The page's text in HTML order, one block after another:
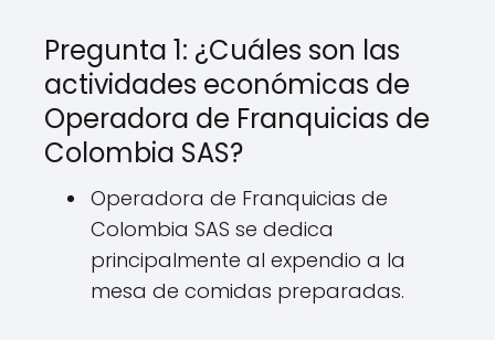
Pregunta 1: ¿Cuáles son las
actividades económicas de
Operadora de Franquicias de
Colombia SAS?
Operadora de Franquicias de
Colombia SAS se dedica
principalmente al expendio a la
mesa de comidas preparadas.